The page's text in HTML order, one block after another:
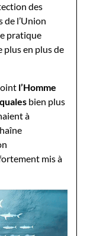
des
de l’Union
pratique
plus en plus de
l’Homme
bien plus
à
mis à